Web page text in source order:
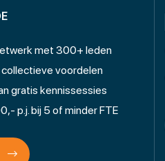
met 300+ leden
voordelen
gratis kennissessies
p.j. bij 5 of minder FTE